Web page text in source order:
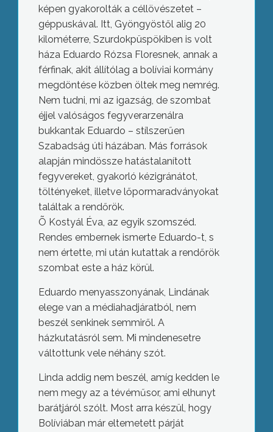
képen gyakorolták a céllövészetet –
géppuskával. Itt, Gyöngyöstől alig 20
kilométerre, Szurdokpüspökiben is volt
háza Eduardo Rózsa Floresnek, annak a
férfinak, akit állítólag a bolíviai kormány
megdöntése közben öltek meg nemrég.
Nem tudni, mi az igazság, de szombat
éjjel valóságos fegyverarzenálra
bukkantak Eduardo – stílszerűen
Szabadság úti házában. Más források
alapján mindössze hatástalanított
fegyvereket, gyakorló kézigránátot,
töltényeket, illetve lőpormaradványokat
találtak a rendőrök.
Õ Kostyál Éva, az egyik szomszéd.
Rendes embernek ismerte Eduardo-t, s
nem értette, mi után kutattak a rendőrök
szombat este a ház körül.
Eduardo menyasszonyának, Lindának
elege van a médiahadjáratból, nem
beszél senkinek semmiről. A
házkutatásról sem. Mi mindenesetre
váltottunk vele néhány szót.
Linda addig nem beszél, amíg kedden le
nem megy az a tévéműsor, ami elhunyt
barátjáról szólt. Most arra készül, hogy
Bolíviában már eltemetett párját